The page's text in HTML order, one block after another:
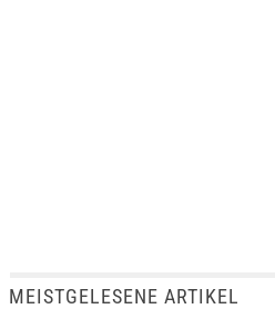
MEISTGELESENE ARTIKEL